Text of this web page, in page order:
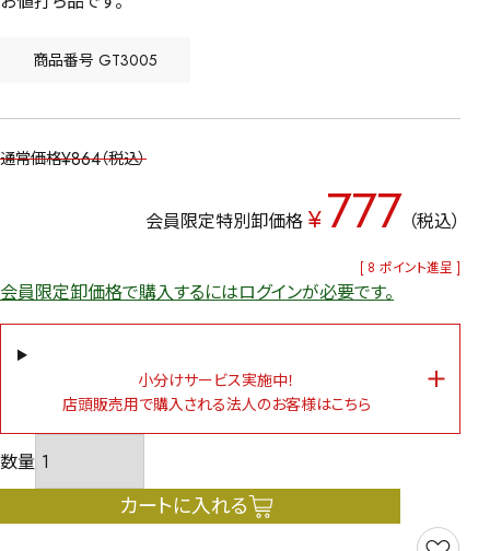
商品番号 GT3005
通常価格¥864 税込
会員限定特別卸価格 ¥777 税込
[ 8 ポイント進呈 ]
会員限定卸価格で購入するにはログインが必要です。
小分けサービス実施中！
店頭販売用で購入される法人のお客様はこちら
カートに入れる